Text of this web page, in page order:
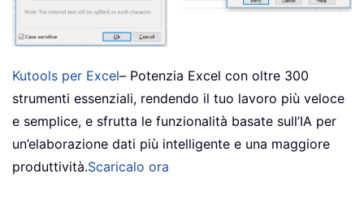
Kutools per Excel– Potenzia Excel con oltre 300
strumenti essenziali, rendendo il tuo lavoro più veloce
e semplice, e sfrutta le funzionalità basate sull’IA per
un’elaborazione dati più intelligente e una maggiore
produttività.Scaricalo ora